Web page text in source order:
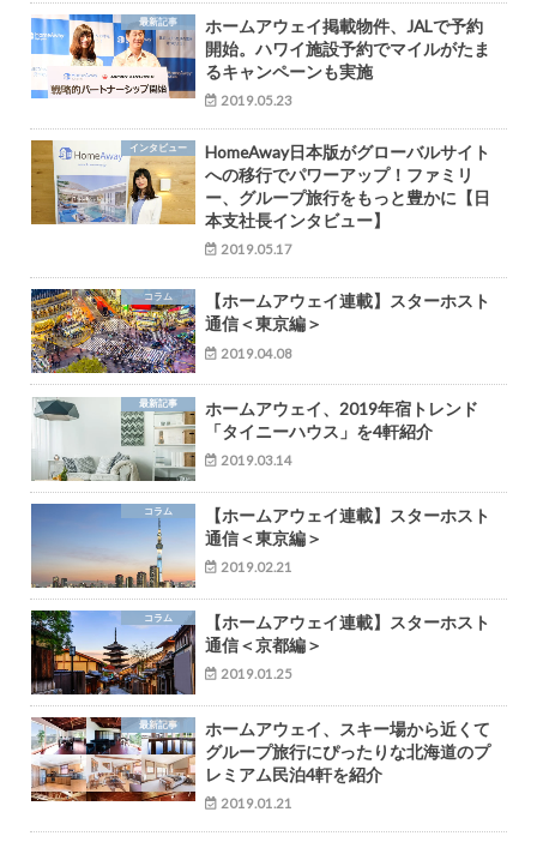
最新記事
ホームアウェイ掲載物件、JALで予約
開始。ハワイ施設予約でマイルがたま
るキャンペーンも実施
2019.05.23
インタビュー
HomeAway日本版がグローバルサイト
への移行でパワーアップ！ファミリ
ー、グループ旅行をもっと豊かに【日
本支社長インタビュー】
2019.05.17
コラム
【ホームアウェイ連載】スターホスト
通信＜東京編＞
2019.04.08
最新記事
ホームアウェイ、2019年宿トレンド
「タイニーハウス」を4軒紹介
2019.03.14
コラム
【ホームアウェイ連載】スターホスト
通信＜東京編＞
2019.02.21
コラム
【ホームアウェイ連載】スターホスト
通信＜京都編＞
2019.01.25
最新記事
ホームアウェイ、スキー場から近くて
グループ旅行にぴったりな北海道のプ
レミアム民泊4軒を紹介
2019.01.21